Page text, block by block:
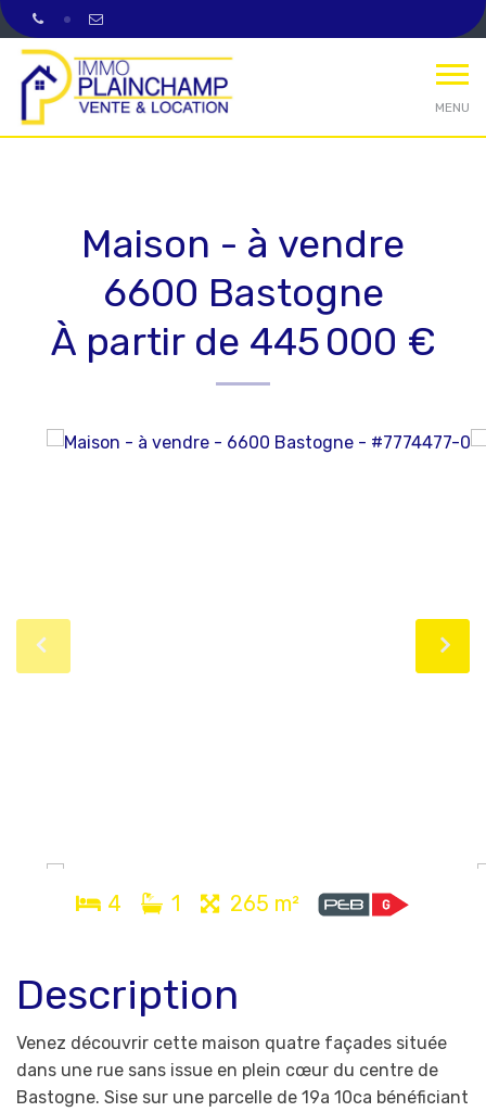
MENU
Maison - à vendre
6600 Bastogne
À partir de 445 000 €
4 1 265 m²
Description
Venez découvrir cette maison quatre façades située
dans une rue sans issue en plein cœur du centre de
Bastogne. Sise sur une parcelle de 19a 10ca bénéficiant